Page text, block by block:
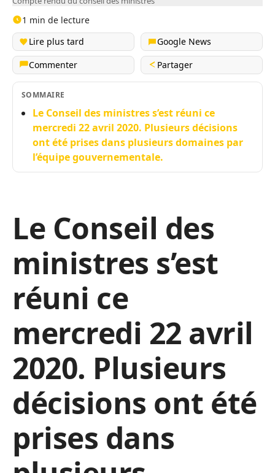
1 min de lecture
Lire plus tard
Google News
Commenter
Partager
SOMMAIRE
Le Conseil des ministres s’est réuni ce
mercredi 22 avril 2020. Plusieurs décisions
ont été prises dans plusieurs domaines par
l’équipe gouvernementale.
Le Conseil des
ministres s’est
réuni ce
mercredi 22 avril
2020. Plusieurs
décisions ont été
prises dans